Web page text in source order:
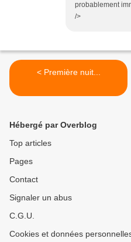
probablement
/>
< Première nuit...
Hébergé par Overblog
Top articles
Pages
Contact
Signaler un abus
C.G.U.
Cookies et données